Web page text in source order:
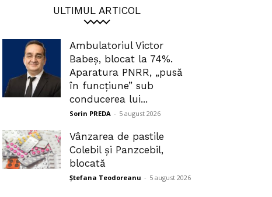
ULTIMUL ARTICOL
Ambulatoriul Victor
Babeș, blocat la 74%.
Aparatura PNRR, „pusă
în funcțiune” sub
conducerea lui...
Sorin PREDA - 5 august 2026
Vânzarea de pastile
Colebil și Panzcebil,
blocată
Ștefana Teodoreanu - 5 august 2026